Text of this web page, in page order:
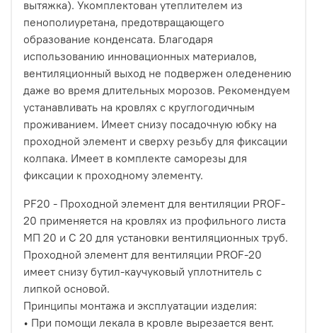
вытяжка). Укомплектован утеплителем из
пенополиуретана, предотвращающего
образование конденсата. Благодаря
использованию инновационных материалов,
вентиляционный выход не подвержен оледенению
даже во время длительных морозов. Рекомендуем
устанавливать на кровлях с круглогодичным
проживанием. Имеет снизу посадочную юбку на
проходной элемент и сверху резьбу для фиксации
колпака. Имеет в комплекте саморезы для
фиксации к проходному элементу.
PF20 - Проходной элемент для вентиляции PROF-
20 применяется на кровлях из профильного листа
МП 20 и С 20 для установки вентиляционных труб.
Проходной элемент для вентиляции PROF-20
имеет снизу бутил-каучуковый уплотнитель с
липкой основой.
Принципы монтажа и эксплуатации изделия:
• При помощи лекала в кровле вырезается вент.